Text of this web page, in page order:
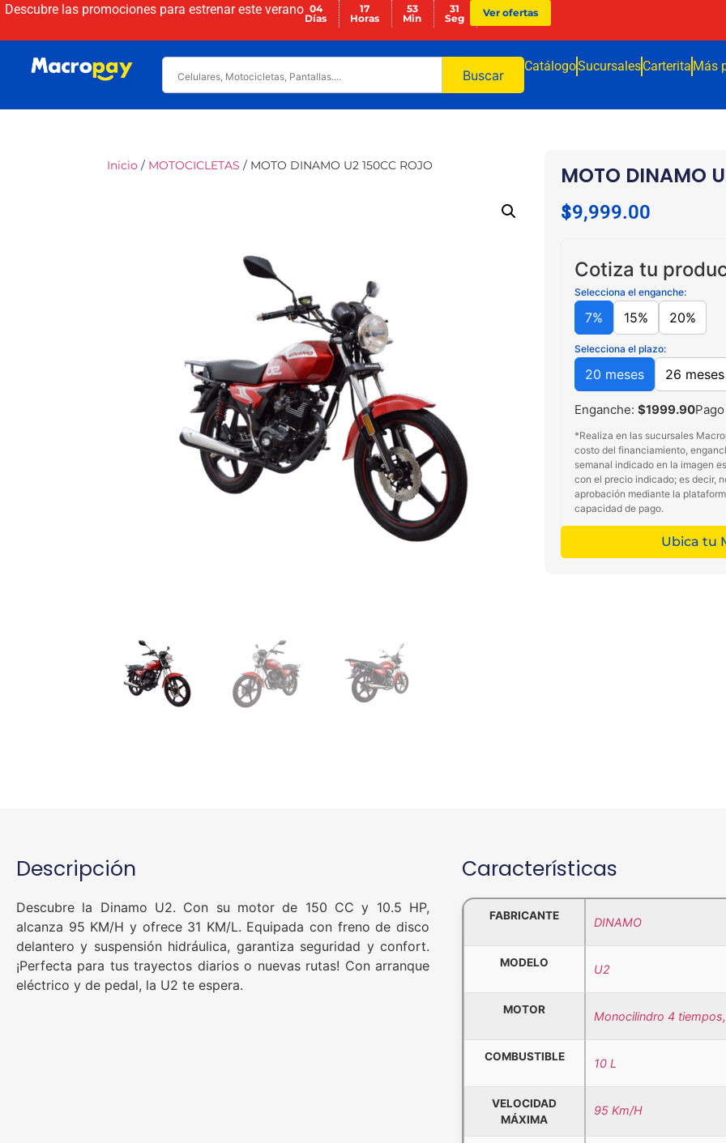
Descubre las promociones para estrenar este verano 04
Días
17
Horas
53
Min
30
Seg
Ver ofertas
Buscar
CatálogoSucursalesCarterita Más
Inicio / MOTOCICLETAS / MOTO DINAMO U2 150CC ROJO MOTO DINAMO
$
19,999.00
Cotiza tu
Selecciona el enganche:
7% 15% 20%
Selecciona el plazo:
20 meses 26 meses
Enganche: $1999.90
*Realiza en las sucursales
costo del financiamiento,
semanal indicado en la imagen
con el precio indicado; es decir,
aprobación mediante la
capacidad de pago.
Ubica tu
Descripción
Descubre la Dinamo U2. Con su motor de 150 CC y 10.5 HP,
alcanza 95 KM/H y ofrece 31 KM/L. Equipada con freno de disco
delantero y suspensión hidráulica, garantiza seguridad y confort.
¡Perfecta para tus trayectos diarios o nuevas rutas! Con arranque
eléctrico y de pedal, la U2 te espera.
Características
FABRICANTE DINAMO
MODELO U2
MOTOR Monocilindro 4
COMBUSTIBLE 10 L
VELOCIDAD
MÁXIMA
95 Km/H